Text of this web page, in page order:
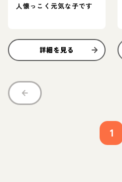
人懐っこく元気な子です
詳細を見る
1